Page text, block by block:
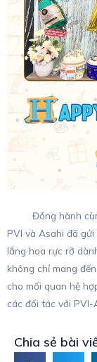
Đồng hành
PVI và Asahi đã
lẵng hoa rực rỡ
không chỉ mang
cho mối quan hệ
các đối tác với PVI-
Chia sẻ bài